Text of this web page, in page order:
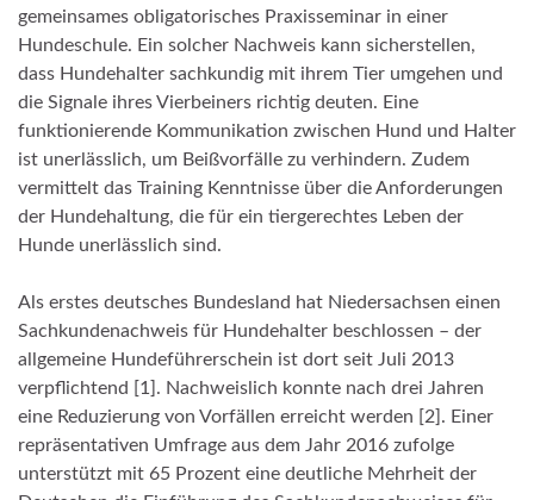
gemeinsames obligatorisches Praxisseminar in einer
Hundeschule. Ein solcher Nachweis kann sicherstellen,
dass Hundehalter sachkundig mit ihrem Tier umgehen und
die Signale ihres Vierbeiners richtig deuten. Eine
funktionierende Kommunikation zwischen Hund und Halter
ist unerlässlich, um Beißvorfälle zu verhindern. Zudem
vermittelt das Training Kenntnisse über die Anforderungen
der Hundehaltung, die für ein tiergerechtes Leben der
Hunde unerlässlich sind.
Als erstes deutsches Bundesland hat Niedersachsen einen
Sachkundenachweis für Hundehalter beschlossen – der
allgemeine Hundeführerschein ist dort seit Juli 2013
verpflichtend [1]. Nachweislich konnte nach drei Jahren
eine Reduzierung von Vorfällen erreicht werden [2]. Einer
repräsentativen Umfrage aus dem Jahr 2016 zufolge
unterstützt mit 65 Prozent eine deutliche Mehrheit der